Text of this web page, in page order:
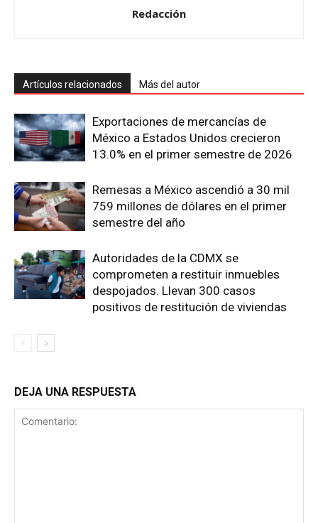
Redacción
Artículos relacionados Más del autor
Exportaciones de mercancías de
México a Estados Unidos crecieron
13.0% en el primer semestre de 2026
Remesas a México ascendió a 30 mil
759 millones de dólares en el primer
semestre del año
Autoridades de la CDMX se
comprometen a restituir inmuebles
despojados. Llevan 300 casos
positivos de restitución de viviendas
DEJA UNA RESPUESTA